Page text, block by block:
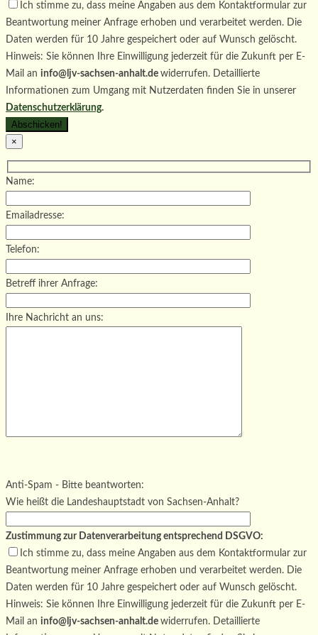
Ich stimme zu, dass meine Angaben aus dem Kontaktformular zur
Beantwortung meiner Anfrage erhoben und verarbeitet werden. Die
Daten werden für 10 Jahre gespeichert oder auf Wunsch gelöscht.
Hinweis: Sie können Ihre Einwilligung jederzeit für die Zukunft per E-
Mail an info@ljv-sachsen-anhalt.de widerrufen. Detaillierte
Informationen zum Umgang mit Nutzerdaten finden Sie in unserer
Datenschutzerklärung.
×
Name:
Emailadresse:
Telefon:
Betreff ihrer Anfrage:
Ihre Nachricht an uns:
Bitte lasse dieses Feld leer.
Anti-Spam - Bitte beantworten:
Wie heißt die Landeshauptstadt von Sachsen-Anhalt?
Zustimmung zur Datenverarbeitung entsprechend DSGVO:
Ich stimme zu, dass meine Angaben aus dem Kontaktformular zur
Beantwortung meiner Anfrage erhoben und verarbeitet werden. Die
Daten werden für 10 Jahre gespeichert oder auf Wunsch gelöscht.
Hinweis: Sie können Ihre Einwilligung jederzeit für die Zukunft per E-
Mail an info@ljv-sachsen-anhalt.de widerrufen. Detaillierte